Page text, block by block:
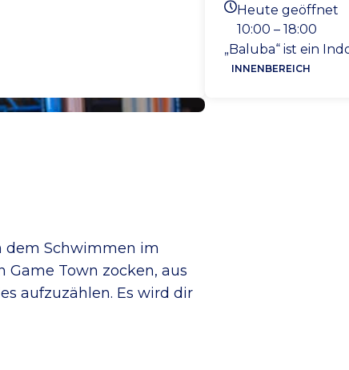
Heutigen
Heute geöffnet
10:00 – 18:00
„Baluba“ ist ein
INNENBEREICH
dem Schwimmen im
Town zocken, aus
aufzuzählen. Es wird dir